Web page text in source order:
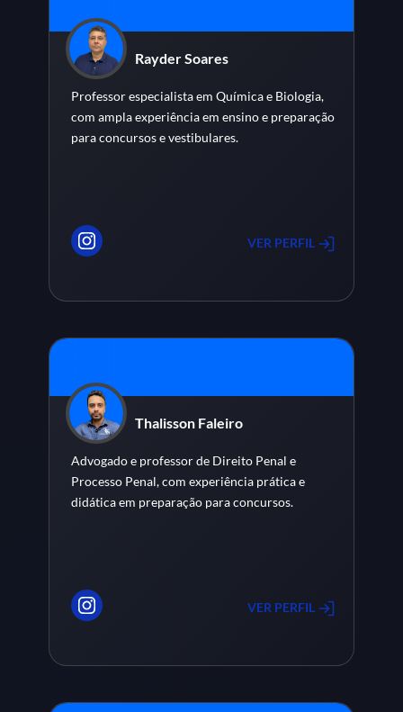
Rayder Soares
Professor especialista em Química e Biologia,
com ampla experiência em ensino e preparação
para concursos e vestibulares.
VER PERFIL
Thalisson Faleiro
Advogado e professor de Direito Penal e
Processo Penal, com experiência prática e
didática em preparação para concursos.
VER PERFIL